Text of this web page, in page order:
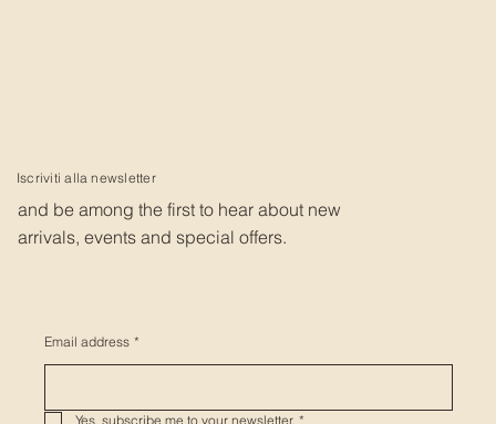
Iscriviti alla newsletter
and be among the first to hear about new
arrivals, events and special offers.
Email address *
Yes, subscribe me to your newsletter. *